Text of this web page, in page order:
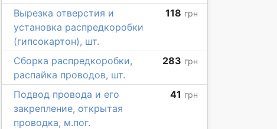
Вырезка отверстия и
установка распредкоробки
(гипсокартон), шт.
118 грн
Сборка распредкоробки,
распайка проводов, шт.
283 грн
Подвод провода и его
закрепление, открытая
проводка, м.пог.
41 грн